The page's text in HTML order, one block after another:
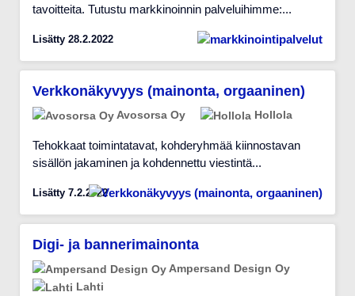
tavoitteita. Tutustu markkinoinnin palveluihimme:...
Lisätty 28.2.2022
Verkkonäkyvyys (mainonta, orgaaninen)
Avosorsa Oy Hollola
Tehokkaat toimintatavat, kohderyhmää kiinnostavan
sisällön jakaminen ja kohdennettu viestintä...
Lisätty 7.2.2022
Digi- ja bannerimainonta
Ampersand Design Oy
Lahti